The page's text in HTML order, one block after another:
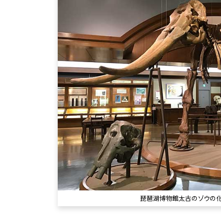
琵琶湖博物館太古のゾウの